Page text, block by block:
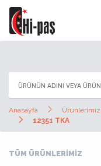
Anasayfa Ürünlerimiz
12351 TKA
TÜM ÜRÜNLERİMİZ